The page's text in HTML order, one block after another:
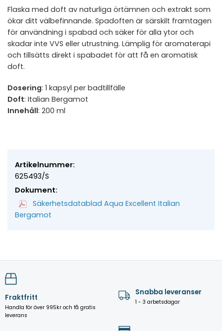
Flaska med doft av naturliga örtämnen och extrakt som
ökar ditt välbefinnande. Spadoften är särskilt framtagen
för användning i spabad och säker för alla ytor och
skadar inte VVS eller utrustning. Lämplig för aromaterapi
och tillsätts direkt i spabadet för att få en aromatisk
doft.
Dosering: 1 kapsyl per badtillfälle
Doft: Italian Bergamot
Innehåll: 200 ml
Artikelnummer:
625493/S
Dokument:
Säkerhetsdatablad Aqua Excellent Italian
Bergamot
Fraktfritt
Handla för över 995kr och få gratis
leverans
Snabba leveranser
1 - 3 arbetsdagar